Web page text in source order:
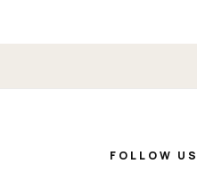
FOLLOW US